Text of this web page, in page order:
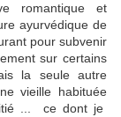
romantique et
ayurvédique de
pour subvenir
sur certains
la seule autre
vieille habituée
... ce dont je